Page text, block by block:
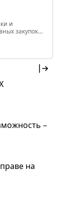
и
закупок
–
на